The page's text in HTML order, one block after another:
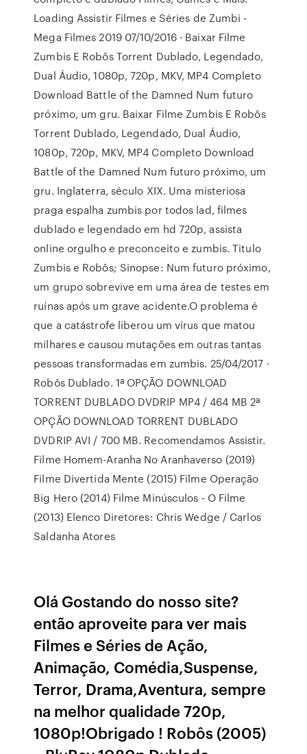
Loading Assistir Filmes e Séries de Zumbi -
Mega Filmes 2019 07/10/2016 · Baixar Filme
Zumbis E Robôs Torrent Dublado, Legendado,
Dual Áudio, 1080p, 720p, MKV, MP4 Completo
Download Battle of the Damned Num futuro
próximo, um gru. Baixar Filme Zumbis E Robôs
Torrent Dublado, Legendado, Dual Áudio,
1080p, 720p, MKV, MP4 Completo Download
Battle of the Damned Num futuro próximo, um
gru. Inglaterra, século XIX. Uma misteriosa
praga espalha zumbis por todos lad, filmes
dublado e legendado em hd 720p, assista
online orgulho e preconceito e zumbis. Titulo
Zumbis e Robôs; Sinopse: Num futuro próximo,
um grupo sobrevive em uma área de testes em
ruínas após um grave acidente.O problema é
que a catástrofe liberou um vírus que matou
milhares e causou mutações em outras tantas
pessoas transformadas em zumbis. 25/04/2017 ·
Robôs Dublado. 1ª OPÇÃO DOWNLOAD
TORRENT DUBLADO DVDRIP MP4 / 464 MB 2ª
OPÇÃO DOWNLOAD TORRENT DUBLADO
DVDRIP AVI / 700 MB. Recomendamos Assistir.
Filme Homem-Aranha No Aranhaverso (2019)
Filme Divertida Mente (2015) Filme Operação
Big Hero (2014) Filme Minúsculos - O Filme
(2013) Elenco Diretores: Chris Wedge / Carlos
Saldanha Atores
Olá Gostando do nosso site?
então aproveite para ver mais
Filmes e Séries de Ação,
Animação, Comédia,Suspense,
Terror, Drama,Aventura, sempre
na melhor qualidade 720p,
1080p!Obrigado ! Robôs (2005)